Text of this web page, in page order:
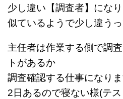
少し違い【調査者】になり
似ているようで少し違うっ
主任者は作業する側で調
トがあるか
調査確認する仕事になりま
2日あるので寝ない様(テ